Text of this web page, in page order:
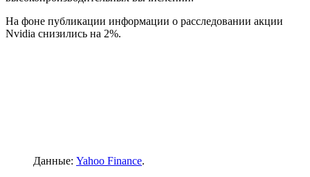
На фоне публикации информации о расследовании акции
Nvidia снизились на 2%.
Данные: Yahoo Finance.